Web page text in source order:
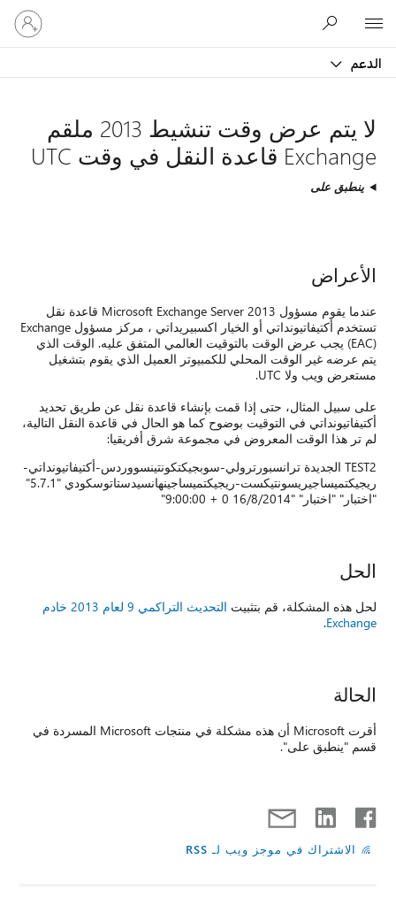
الدعم
تسجيل
الدخول
إلى
لا يتم عرض وقت تنشيط 2013 ملقم
Exchange قاعدة النقل في وقت UTC
ينطبق على
الأعراض
عندما يقوم مسؤول Microsoft Exchange Server 2013 قاعدة نقل
تستخدم أكتيفاتيونداتي أو الخيار اكسبيريداتي ، مركز مسؤول Exchange
(EAC) يجب عرض الوقت بالتوقيت العالمي المتفق عليه. الوقت الذي
يتم عرضه غير الوقت المحلي للكمبيوتر العميل الذي يقوم بتشغيل
مستعرض ويب ولا UTC.
على سبيل المثال، حتى إذا قمت بإنشاء قاعدة نقل عن طريق تحديد
أكتيفاتيونداتي في التوقيت بوضوح كما هو الحال في قاعدة النقل التالية،
لم تر هذا الوقت المعروض في مجموعة شرق أفريقيا:
TEST2 الجديدة ترانسبورترولي-سوبجيكتكونتينسووردس-أكتيفاتيونداتي-
ريجيكتميساجيريسونتيكست-ريجيكتميساجينهانسيدستاتوسكودي "5.7.1"
"اختبار" "اختبار" "16/8/2014 0 + 9:00:00"
الحل
لحل هذه المشكلة، قم بتثبيت
التحديث التراكمي 9 لعام 2013 خادم
Exchange
.
الحالة
أقرت Microsoft أن هذه مشكلة في منتجات Microsoft المسردة في
قسم "ينطبق على".
الاشتراك في موجز ويب لـ RSS